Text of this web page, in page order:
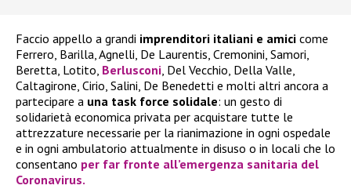
Faccio appello a grandi imprenditori italiani e amici come
Ferrero, Barilla, Agnelli, De Laurentis, Cremonini, Samori,
Beretta, Lotito, Berlusconi, Del Vecchio, Della Valle,
Caltagirone, Cirio, Salini, De Benedetti e molti altri ancora a
partecipare a una task force solidale: un gesto di
solidarietà economica privata per acquistare tutte le
attrezzature necessarie per la rianimazione in ogni ospedale
e in ogni ambulatorio attualmente in disuso o in locali che lo
consentano per far fronte all’emergenza sanitaria del
Coronavirus.